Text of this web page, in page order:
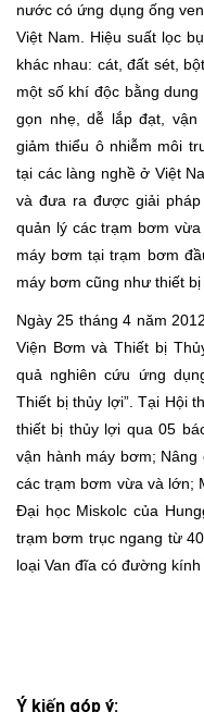
nước có ứng dụng ống
Việt Nam. Hiệu suất lọc
khác nhau: cát, đất sét,
một số khí độc bằng
gọn nhẹ, dễ lắp đạt, vận
giảm thiểu ô nhiễm môi
tại các làng nghề ở Việt
và đưa ra được giải
quản lý các trạm bơm
máy bơm tại trạm bơm
máy bơm cũng như thiết
Ngày 25 tháng 4 năm
Viện Bơm và Thiết bị
quả nghiên cứu ứng
Thiết bị thủy lợi”. Tại Hội
thiết bị thủy lợi qua 05
vận hành máy bơm;
các trạm bơm vừa và lớn;
Đại học Miskolc của
trạm bơm trục ngang từ
loại Van đĩa có đường kính
Ý kiến góp ý: